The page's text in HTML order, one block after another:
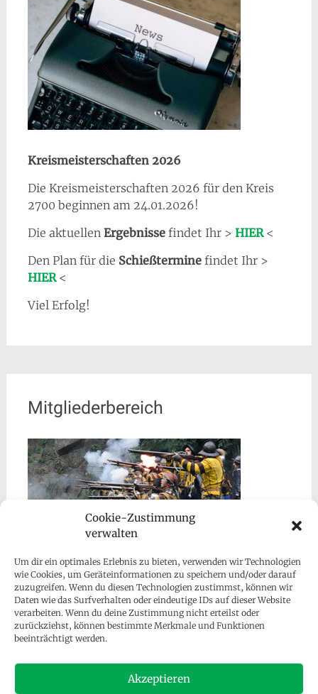
Cookie-Zustimmung
verwalten
Um dir ein optimales Erlebnis zu bieten, verwenden wir Technologien
wie Cookies, um Geräteinformationen zu speichern und/oder darauf
zuzugreifen. Wenn du diesen Technologien zustimmst, können wir
Daten wie das Surfverhalten oder eindeutige IDs auf dieser Website
verarbeiten. Wenn du deine Zustimmung nicht erteilst oder
zurückziehst, können bestimmte Merkmale und Funktionen
beeinträchtigt werden.
Akzeptieren
Kreismeisterschaften 2026
Die Kreismeisterschaften 2026 für den Kreis
2700 beginnen am 24.01.2026!
Die aktuellen Ergebnissefindet Ihr > HIER<
Den Plan für die Schießterminefindet Ihr >
HIER<
Viel Erfolg!
Mitgliederbereich